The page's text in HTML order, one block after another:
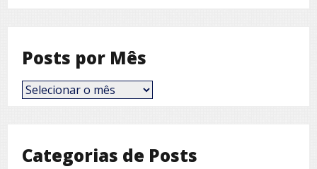
Posts por Mês
Posts
por
Categorias de Posts